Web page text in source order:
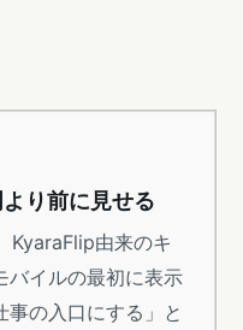
り前に見せる
KyaraFlip由来のキ
バイルの最初に表示
事の入口にする」と